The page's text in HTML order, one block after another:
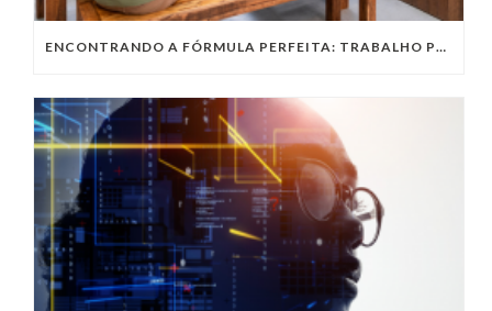
ENCONTRANDO A FÓRMULA PERFEITA: TRABALHO PRESENCIAL, HOME OFFICE OU TRABALHO HÍBRIDO?